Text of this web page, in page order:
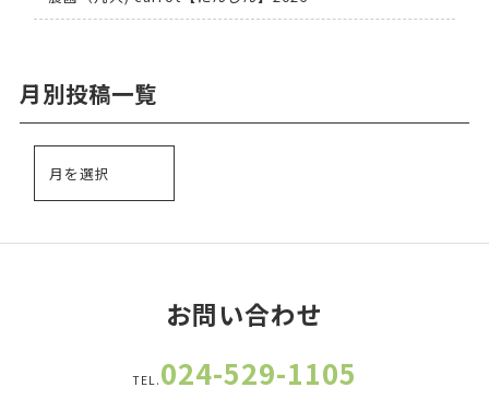
月別投稿一覧
お問い合わせ
TEL. 024-529-1105